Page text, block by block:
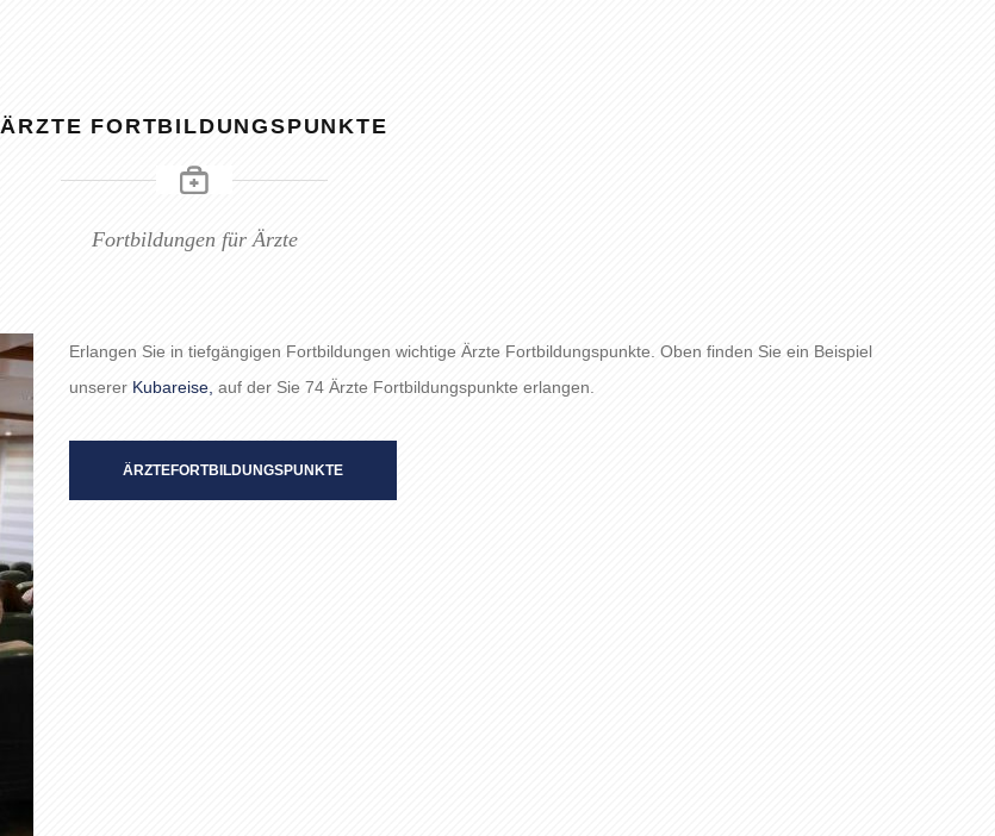
ÄRZTE FORTBILDUNGSPUNKTE
Fortbildungen für Ärzte
Erlangen Sie in tiefgängigen Fortbildungen wichtige Ärzte Fortbildungspunkte. Oben finden Sie ein Beispiel
unserer Kubareise, auf der Sie 74 Ärzte Fortbildungspunkte erlangen.
ÄRZTEFORTBILDUNGSPUNKTE